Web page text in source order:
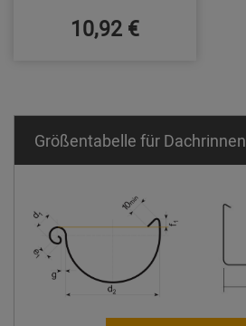
10,92 €
Größentabelle für